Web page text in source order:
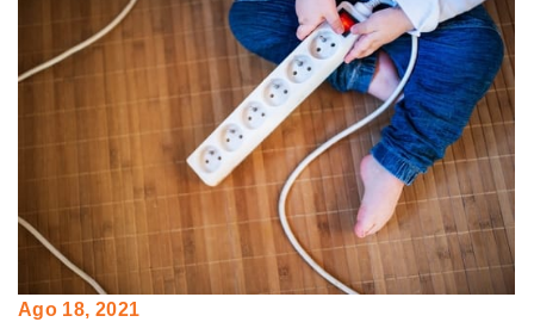
Ago 18, 2021